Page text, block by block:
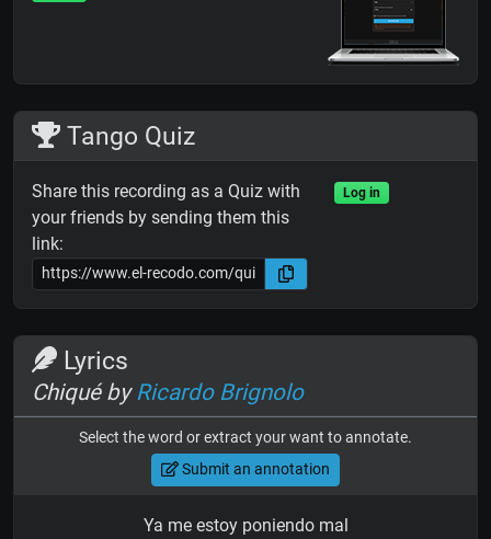
Tango Quiz
Share this recording as a Quiz with
your friends by sending them this
link:
Log in
Lyrics
Chiqué byRicardo Brignolo
Select the word or extract your want to annotate.
Submit an annotation
Ya me estoy poniendo mal